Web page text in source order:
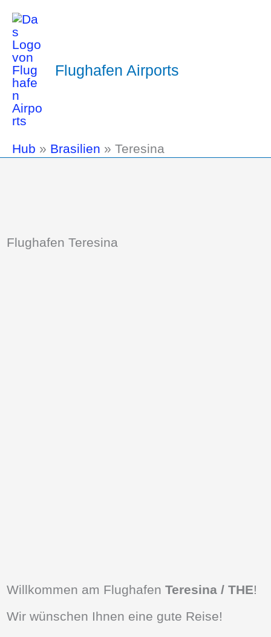
Flughafen Airports
Hub » Brasilien » Teresina
Flughafen Teresina
Willkommen am FlughafenTeresina / THE!
Wir wünschen Ihnen eine gute Reise!